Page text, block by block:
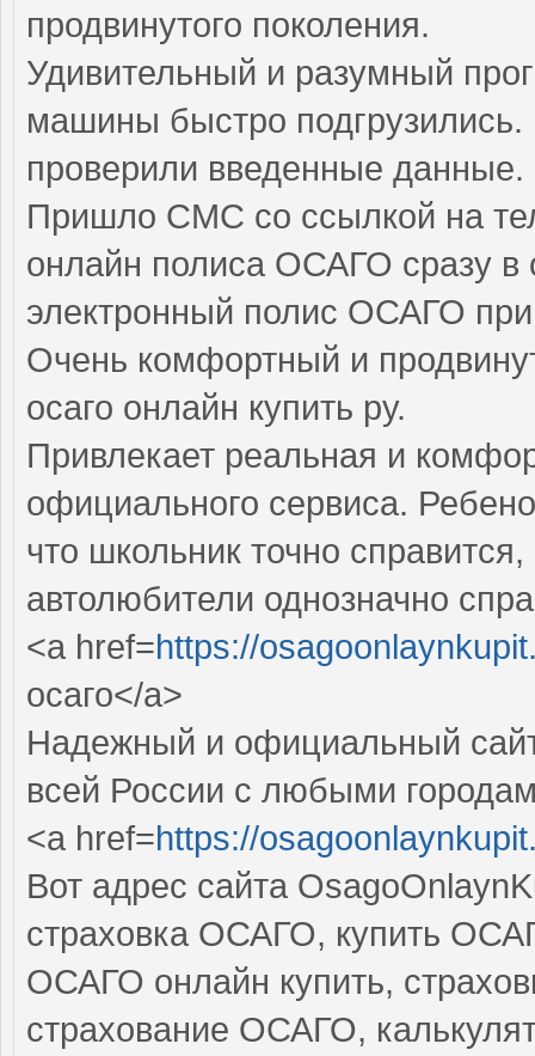
продвинутого поколения.
Удивительный и разумный
машины быстро
проверили введенные данные.
Пришло СМС со ссылкой на
онлайн полиса ОСАГО сразу в
электронный полис ОСАГО
Очень комфортный и
осаго онлайн купить ру.
Привлекает реальная и
официального сервиса.
что школьник точно
автолюбители однозначно
<a href=https://
осаго</a>
Надежный и официальный сайт
всей России с любыми
<a href=https://
Вот адрес сайта
страховка ОСАГО, купить
ОСАГО онлайн купить,
страхование ОСАГО,